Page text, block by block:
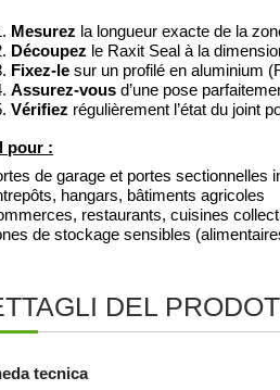
Mesurez la longueur exacte de la
Découpez le Raxit Seal à la
Fixez-le sur un profilé en aluminium
Assurez-vous d’une pose
Vérifiez régulièrement l’état du joint
pour :
de garage et portes sectionnelles
hangars, bâtiments agricoles
restaurants, cuisines
de stockage sensibles
DEL
tecnica